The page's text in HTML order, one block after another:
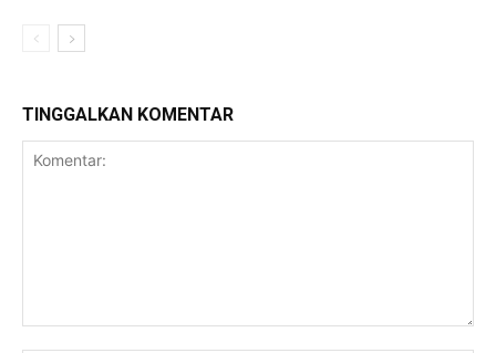
TINGGALKAN KOMENTAR